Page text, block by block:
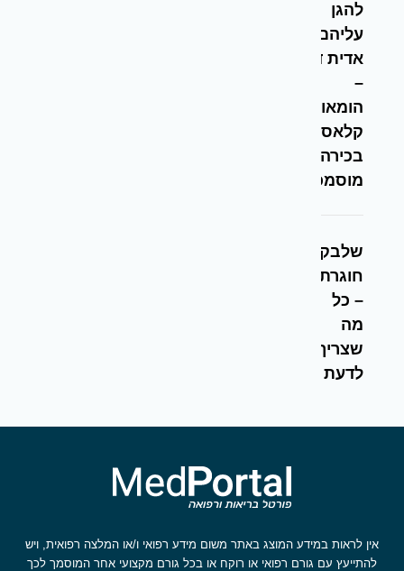
להגן
עליהם –
אדית דניאל
–
הומאופתית
קלאסית
בכירה
מוסמכת
שלבקת
חוגרת
– כל
מה
שצריך
לדעת
אין לראות במידע המוצג באתר משום מידע רפואי ו/או המלצה רפואית, ויש
להתייעץ עם גורם רפואי או רוקח או בכל גורם מקצועי אחר המוסמך לכך